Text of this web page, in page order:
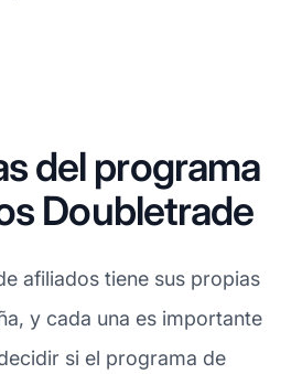
del programa
Doubletrade
afiliados tiene sus propias
y cada una es importante
si el programa de